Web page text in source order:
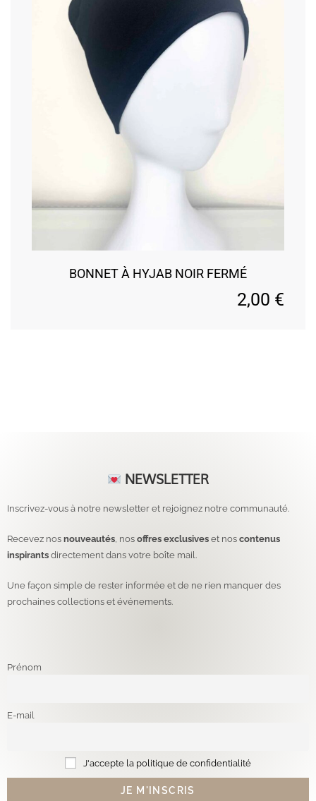
BONNET À HYJAB NOIR FERMÉ
2,00 €
NEWSLETTER
Inscrivez-vous à notre newsletter et rejoignez notre communauté.
Recevez nos nouveautés , nos offres exclusives et nos contenus
inspirants directement dans votre boîte mail.
Une façon simple de rester informée et de ne rien manquer des
prochaines collections et événements.
Prénom
E-mail
J'accepte la politique de confidentialité